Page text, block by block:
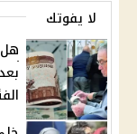
لا يفوتك
هل